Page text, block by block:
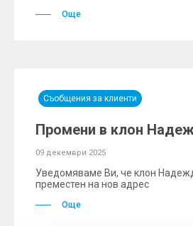
Още
Съобщения за клиенти
Промени в клон
09 декември 2025
Уведомяваме Ви, че клон
преместен на нов адрес
Още